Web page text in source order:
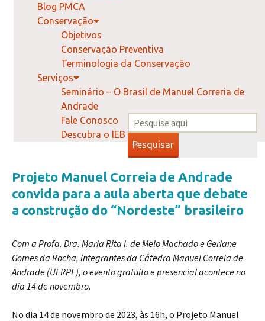
Blog PMCA
Conservação
Objetivos
Conservação Preventiva
Terminologia da Conservação
Serviços
Seminário – O Brasil de Manuel Correria de
Andrade
Fale Conosco
Descubra o IEB
Pesquisar
Projeto Manuel Correia de Andrade
convida para a aula aberta que debate
a construção do “Nordeste” brasileiro
Com a Profa. Dra. Maria Rita I. de Melo Machado e Gerlane
Gomes da Rocha, integrantes da Cátedra Manuel Correia de
Andrade (UFRPE), o evento gratuito e presencial acontece no
dia 14 de novembro.
No dia 14 de novembro de 2023, às 16h, o Projeto Manuel